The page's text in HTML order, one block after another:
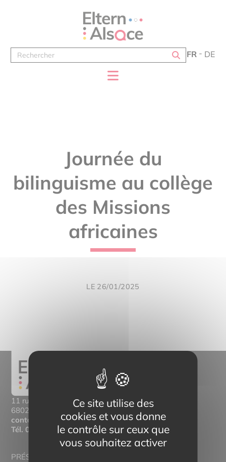
FR DE
Journée du
bilinguisme au collège
des Missions
africaines
LE 26/01/2025
11 rue Mittlerweg,
68025 Colmar Cedex
contact@eltern-bilinguisme.org
Tél.03 89 20 46 74
PRÉSENTATION
Ce site utilise des
cookies et vous donne
le contrôle sur ceux que
vous souhaitez activer